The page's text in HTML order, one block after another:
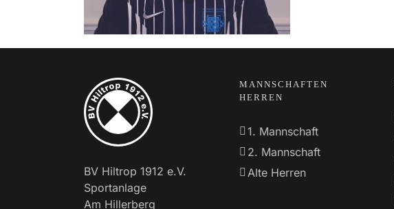
BV Hiltrop 1912 e.V.
Sportanlage
Am Hillerberg
MANNSCHAFTEN
HERREN
1. Mannschaft
2. Mannschaft
Alte Herren